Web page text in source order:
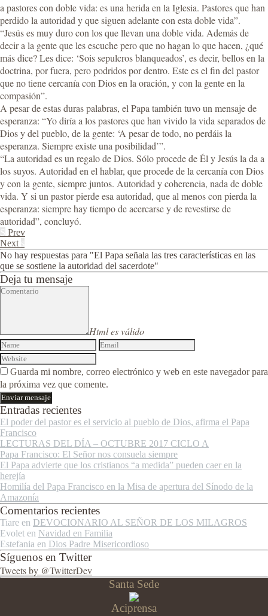
a pastores con doble vida: es una herida en la Iglesia. Pastores que han
perdido la autoridad y que siguen adelante con esta doble vida”.
“Jesús es muy duro con los que llevan una doble vida. Además de
decir a la gente que les escuche pero que no hagan lo que hacen, ¿qué
más dice? Les dice: ‘Sois sepulcros blanqueados’, es decir, bellos en la
doctrina, por fuera, pero podridos por dentro. Este es el fin del pastor
que no tiene cercanía con Dios en la oración, y con la gente en la
compasión”.
A pesar de estas duras palabras, el Papa también tuvo un mensaje de
esperanza: “Yo diría a los pastores que han vivido la vida separados de
Dios y del pueblo, de la gente: ‘A pesar de todo, no perdáis la
esperanza. Siempre existe una posibilidad’”.
“La autoridad es un regalo de Dios. Sólo procede de Él y Jesús la da a
los suyos. Autoridad en el hablar, que procede de la cercanía con Dios
y con la gente, siempre juntos. Autoridad y coherencia, nada de doble
vida. Y si un pastor pierde esa autoridad, que al menos con pierda la
esperanza: siempre hay tiempo de acercarse y de revestirse de
autoridad”, concluyó.
Prev
Next
No hay respuestas para "El Papa señala las tres características en las
que se sostiene la autoridad del sacerdote"
Deja tu mensaje
Html es válido
Guarda mi nombre, correo electrónico y web en este navegador para
la próxima vez que comente.
Entradas recientes
El poder del pastor es el servicio al pueblo de Dios, afirma el Papa
Francisco
LECTURAS DEL DÍA – OCTUBRE 2017 CICLO A
Papa Francisco: El Señor nos consuela siempre
El Papa advierte que los cristianos “a medida” pueden caer en la
herejía
Homilía del Papa Francisco en la Misa de apertura del Sínodo de la
Amazonía
Comentarios recientes
Tiare en DEVOCIONARIO AL SEÑOR DE LOS MILAGROS
Evolet en Navidad en Familia
Estefania en Dios Padre Misericordioso
Síguenos en Twitter
Tweets by @TwitterDev
Santa Sede
Aciprensa